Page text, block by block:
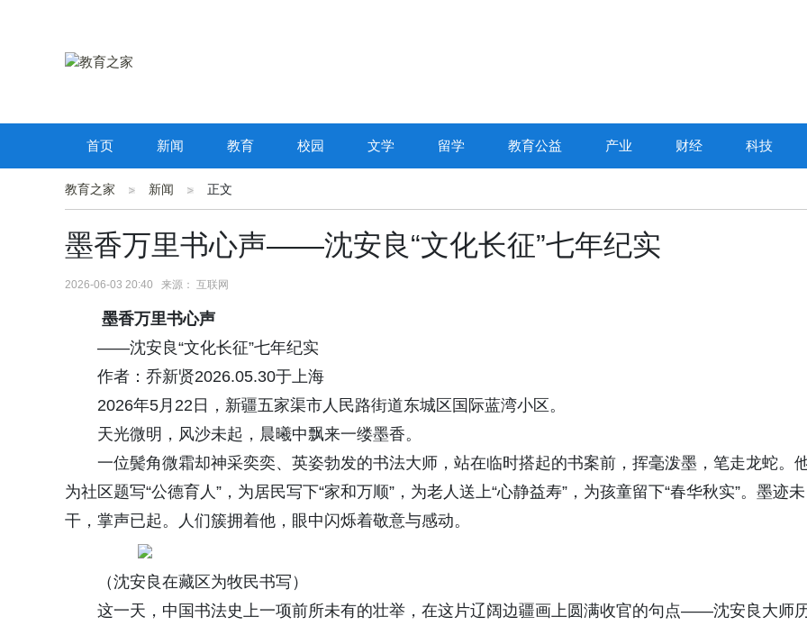
首页 新闻 教育 校园 文学 留学 教育公益 产业 财经 科技
教育之家 新闻 正文
墨香万里书心声——沈安良“文化长征”七年纪实
2026-06-03 20:40 来源： 互联网
墨香万里书心声
——沈安良“文化长征”七年纪实
作者： 乔新贤2026.05.30于上海
2026年5月22日，新疆五家渠市人民路街道东城区国际蓝湾小区。
天光微明，风沙未起，晨曦中飘来一缕墨香。
一位鬓角微霜却神采奕奕、英姿勃发的书法大师，站在临时搭起的书案前，挥毫泼墨，笔走龙蛇。
为社区题写“公德育人”，为居民写下“家和万顺”，为老人送上“心静益寿”，为孩童留下“春华秋实”。墨迹未
干，掌声已起。人们簇拥着他，眼中闪烁着敬意与感动。
（沈安良在藏区为牧民书写）
这一天，中国书法史上一项前所未有的壮举，在这片辽阔边疆画上圆满收官的句点——沈安良大师